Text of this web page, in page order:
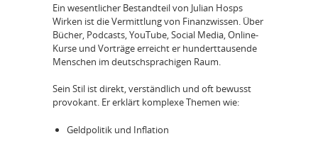
Ein wesentlicher Bestandteil von Julian Hosps
Wirken ist die Vermittlung von Finanzwissen. Über
Bücher, Podcasts, YouTube, Social Media, Online-
Kurse und Vorträge erreicht er hunderttausende
Menschen im deutschsprachigen Raum.
Sein Stil ist direkt, verständlich und oft bewusst
provokant. Er erklärt komplexe Themen wie:
Geldpolitik und Inflation